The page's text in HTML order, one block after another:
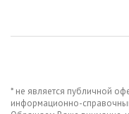
* не является публичной
информационно-